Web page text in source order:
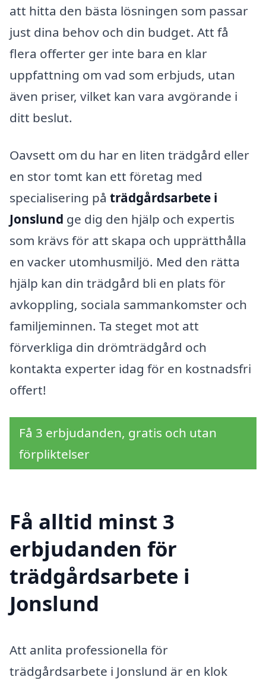
att hitta den bästa lösningen som passar
just dina behov och din budget. Att få
flera offerter ger inte bara en klar
uppfattning om vad som erbjuds, utan
även priser, vilket kan vara avgörande i
ditt beslut.
Oavsett om du har en liten trädgård eller
en stor tomt kan ett företag med
specialisering på trädgårdsarbete i
Jonslund ge dig den hjälp och expertis
som krävs för att skapa och upprätthålla
en vacker utomhusmiljö. Med den rätta
hjälp kan din trädgård bli en plats för
avkoppling, sociala sammankomster och
familjeminnen. Ta steget mot att
förverkliga din drömträdgård och
kontakta experter idag för en kostnadsfri
offert!
Få 3 erbjudanden, gratis och utan
förpliktelser
Få alltid minst 3
erbjudanden för
trädgårdsarbete i
Jonslund
Att anlita professionella för
trädgårdsarbete i Jonslund är en klok